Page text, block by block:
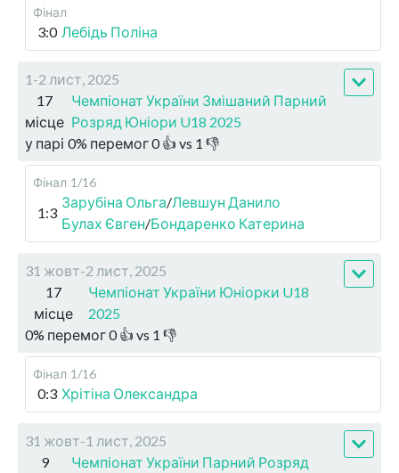
Фінал
3:0 Лебідь Поліна
1-2 лист, 2025
17
місце
Чемпіонат України Змішаний Парний
Розряд Юніори U18 2025
у парі 0% перемог0👍 vs 1 👎
Фінал 1/16
1:3
Зарубіна Ольга/Левшун Данило
Булах Євген/Бондаренко Катерина
31 жовт-2 лист, 2025
17
місце
Чемпіонат України Юніорки U18
2025
0% перемог0👍 vs 1 👎
Фінал 1/16
0:3 Хрітіна Олександра
31 жовт-1 лист, 2025
9
Чемпіонат України Парний Розряд